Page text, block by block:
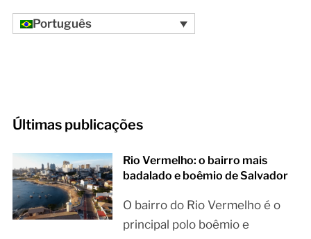
Português
Últimas publicações
Rio Vermelho: o bairro mais
badalado e boêmio de Salvador
O bairro do Rio Vermelho é o
principal polo boêmio e